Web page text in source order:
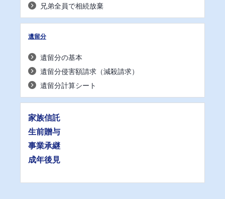
兄弟全員で相続放棄
遺留分
遺留分の基本
遺留分侵害額請求（減殺請求）
遺留分計算シート
家族信託
生前贈与
事業承継
成年後見